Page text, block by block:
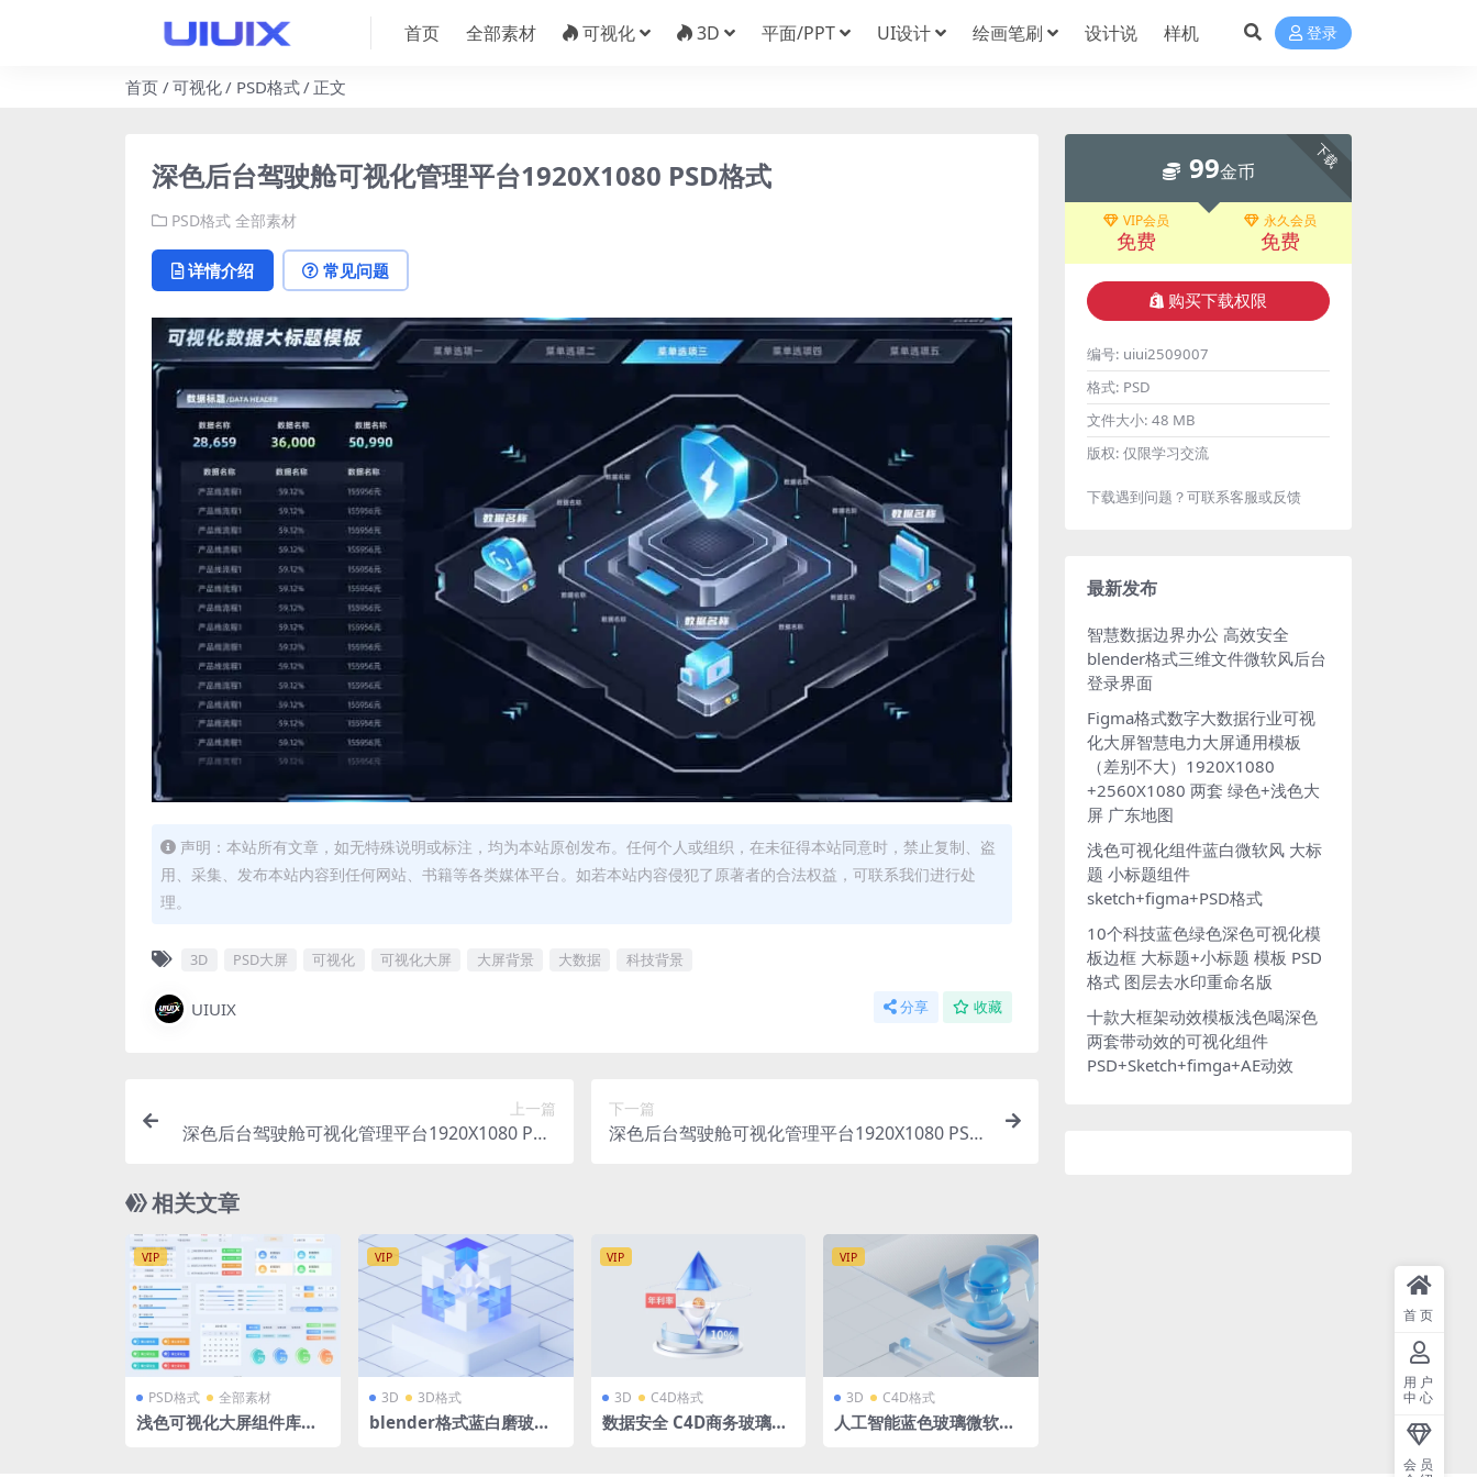
首页 全部素材 可视化 3D 平面/PPT UI设计 绘画笔刷 设计说 样机 登录
首页 可视化 PSD格式 正文
深色后台驾驶舱可视化管理平台1920X1080 PSD格式
PSD格式 全部素材
详情介绍 常见问题
声明：本站所有文章，如无特殊说明或标注，均为本站原创发布。任何个人或组织，在未征得本站同意时，禁止复制、盗
用、采集、发布本站内容到任何网站、书籍等各类媒体平台。如若本站内容侵犯了原著者的合法权益，可联系我们进行处
理。
3D PSD大屏 可视化 可视化大屏 大屏背景 大数据 科技背景
UIUIX 分享 收藏
上一篇
深色后台驾驶舱可视化管理平台1920X1080 PSD
下一篇
深色后台驾驶舱可视化管理平台1920X1080 PSD
相关文章
VIP
PSD格式 全部素材
浅色可视化大屏组件库表
VIP
3D 3D格式
blender格式蓝白磨玻璃
VIP
3D C4D格式
数据安全 C4D商务玻璃立
VIP
3D C4D格式
人工智能蓝色玻璃微软风
下载
99金币
VIP会员
免费
永久会员
免费
购买下载权限
编号: uiui2509007
格式: PSD
文件大小: 48 MB
版权: 仅限学习交流
下载遇到问题？可联系客服或反馈
最新发布
智慧数据边界办公 高效安全
blender格式三维文件微软风后台
登录界面
Figma格式数字大数据行业可视
化大屏智慧电力大屏通用模板
（差别不大）1920X1080
+2560X1080 两套 绿色+浅色大
屏 广东地图
浅色可视化组件蓝白微软风 大标
题 小标题组件
sketch+figma+PSD格式
10个科技蓝色绿色深色可视化模
板边框 大标题+小标题 模板 PSD
格式 图层去水印重命名版
十款大框架动效模板浅色喝深色
两套带动效的可视化组件
PSD+Sketch+fimga+AE动效
首页
用户
中心
会员